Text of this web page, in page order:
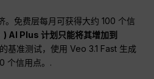
。免费层每月可获得大约 100 个信
) AI Plus 计划只能将其增加到
基准测试，使用 Veo 3.1 Fast 生成
个信用点。.